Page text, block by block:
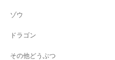
ゾウ
ドラゴン
その他どうぶつ